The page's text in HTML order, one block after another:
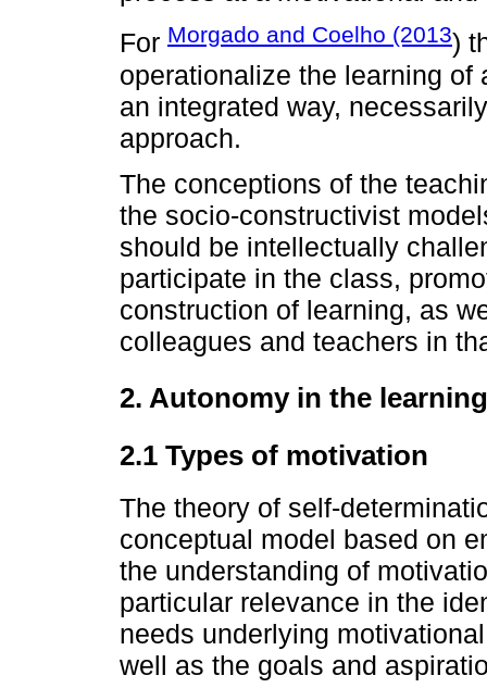
For Morgado and Coelho (2013)
operationalize the learning of
an integrated way,
approach.
The conceptions of the
the socio-constructivist
should be intellectually
participate in the class,
construction of learning, as
colleagues and teachers in
2. Autonomy in the
2.1 Types of motivation
The theory of self-
conceptual model based on
the understanding of
particular relevance in the
needs underlying
well as the goals and